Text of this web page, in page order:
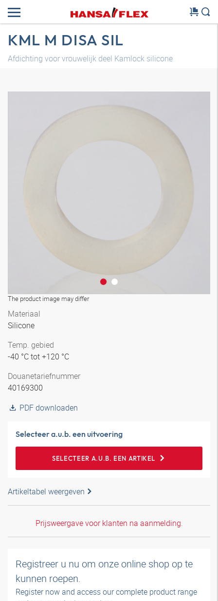
KML M DISA SIL
Afdichting voor vrouwelijk deel Kamlock silicone
The product image may differ
Materiaal
Silicone
Temp. gebied
-40 °C tot +120 °C
Douanetariefnummer
40169300
PDF downloaden
Selecteer a.u.b. een uitvoering
SELECTEER A.U.B. EEN ARTIKEL
Artikeltabel weergeven
Prijsweergave voor klanten na aanmelding.
Registreer u nu om onze online shop op te
kunnen roepen.
Register now and access our complete product range